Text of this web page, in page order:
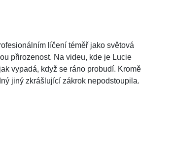
líčení téměř jako světová
přirozenost. Na videu, kde je Lucie
vypadá, když se ráno probudí. Kromě
jiný zkrášlující zákrok nepodstoupila.